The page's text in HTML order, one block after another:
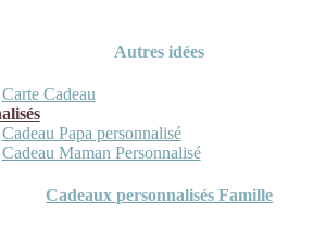
Autres idées
Carte Cadeau
Cadeau Papa personnalisé
Cadeau Maman Personnalisé
Cadeaux personnalisés Famille